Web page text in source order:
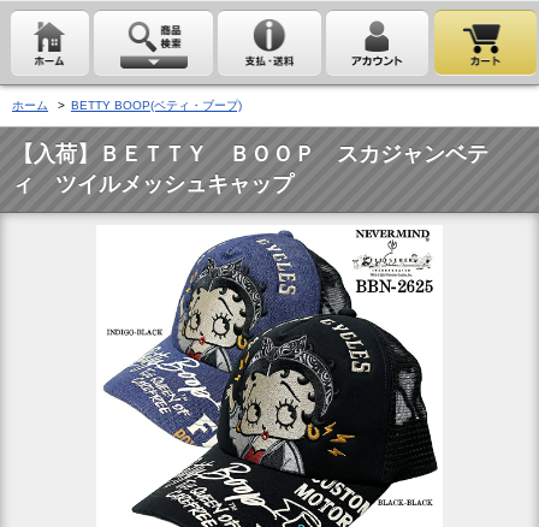
ホーム > BETTY BOOP(ベティ・ブープ)
【入荷】ＢＥＴＴＹ ＢＯＯＰ スカジャンベテ
ィ ツイルメッシュキャップ